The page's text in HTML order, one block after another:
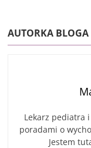
AUTORKA BLOGA
Lekarz pediatra
poradami o
Jestem